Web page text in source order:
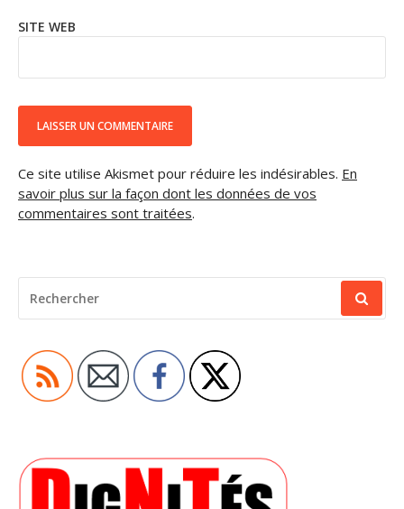
SITE WEB
Ce site utilise Akismet pour réduire les indésirables. En
savoir plus sur la façon dont les données de vos
commentaires sont traitées.
POUR
: